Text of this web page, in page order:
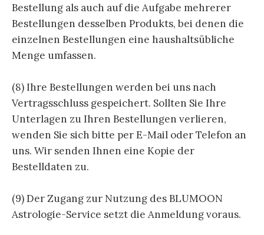
Bestellung als auch auf die Aufgabe mehrerer
Bestellungen desselben Produkts, bei denen die
einzelnen Bestellungen eine haushaltsübliche
Menge umfassen.
(8) Ihre Bestellungen werden bei uns nach
Vertragsschluss gespeichert. Sollten Sie Ihre
Unterlagen zu Ihren Bestellungen verlieren,
wenden Sie sich bitte per E-Mail oder Telefon an
uns. Wir senden Ihnen eine Kopie der
Bestelldaten zu.
(9) Der Zugang zur Nutzung des BLUMOON
Astrologie-Service setzt die Anmeldung voraus.